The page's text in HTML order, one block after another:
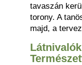
tavaszán
torony. A
majd, a